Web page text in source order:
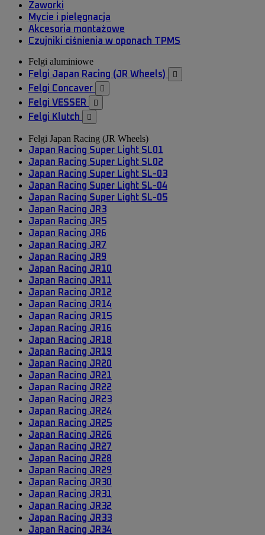
Zaworki
Mycie i pielęgnacja
Akcesoria montażowe
Czujniki ciśnienia w oponach TPMS
Felgi aluminiowe
Felgi Japan Racing (JR Wheels) 
Felgi Concaver 
Felgi VESSER 
Felgi Klutch 
Felgi Japan Racing (JR Wheels)
Japan Racing Super Light SL01
Japan Racing Super Light SL02
Japan Racing Super Light SL-03
Japan Racing Super Light SL-04
Japan Racing Super Light SL-05
Japan Racing JR3
Japan Racing JR5
Japan Racing JR6
Japan Racing JR7
Japan Racing JR9
Japan Racing JR10
Japan Racing JR11
Japan Racing JR12
Japan Racing JR14
Japan Racing JR15
Japan Racing JR16
Japan Racing JR18
Japan Racing JR19
Japan Racing JR20
Japan Racing JR21
Japan Racing JR22
Japan Racing JR23
Japan Racing JR24
Japan Racing JR25
Japan Racing JR26
Japan Racing JR27
Japan Racing JR28
Japan Racing JR29
Japan Racing JR30
Japan Racing JR31
Japan Racing JR32
Japan Racing JR33
Japan Racing JR34